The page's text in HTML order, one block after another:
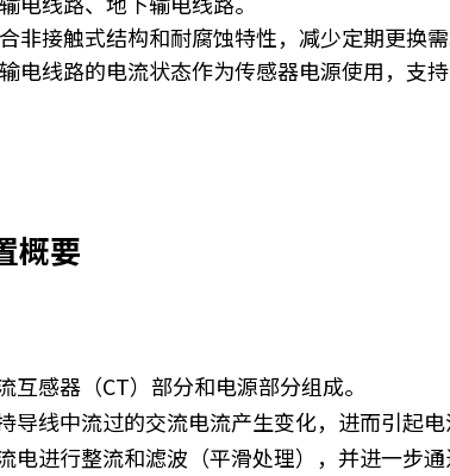
非接触式结构和耐腐蚀特性，减少定期更换需
电线路的电流状态作为传感器电源使用，支
概要
互感器（CT）部分和电源部分组成。
导线中流过的交流电流产生变化，进而引起
电进行整流和滤波（平滑处理），并进一步